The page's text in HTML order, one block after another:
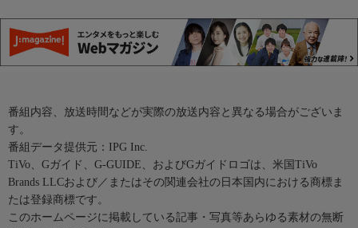
番組内容、放送時間などが実際の放送内容と異なる場合がございま
す。
番組データ提供元：IPG Inc.
TiVo、Gガイド、G-GUIDE、およびGガイドロゴは、米国TiVo
Brands LLCおよび／またはその関連会社の日本国内における商標ま
たは登録商標です。
このホームページに掲載している記事・写真等あらゆる素材の無断